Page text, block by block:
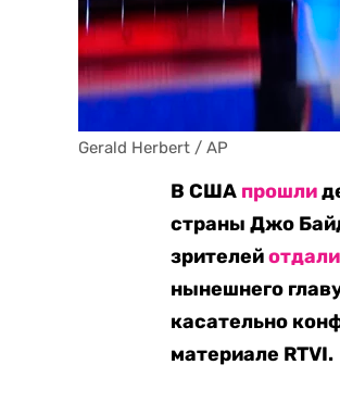
Gerald Herbert / AP
В США прошли
страны Джо
зрителейотдали
нынешнего
касательно
материале RTVI.